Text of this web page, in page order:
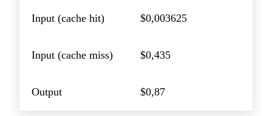
Input (cache hit) $0,003625
Input (cache miss) $0,435
Output $0,87